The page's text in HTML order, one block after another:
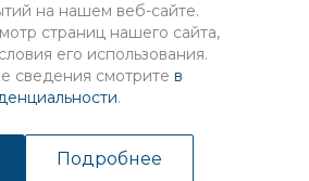
на нашем веб-сайте.
страниц нашего сайта,
его использования.
сведения смотрите в
.
Подробнее